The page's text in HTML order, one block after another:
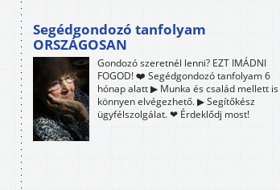
Segédgondozó tanfolyam
ORSZÁGOSAN
Gondozó szeretnél lenni? EZT IMÁDNI
FOGOD! ❤️ Segédgondozó tanfolyam 6
hónap alatt ▶ Munka és család mellett is
könnyen elvégezhető. ▶ Segítőkész
ügyfélszolgálat. ❤ Érdeklődj most!